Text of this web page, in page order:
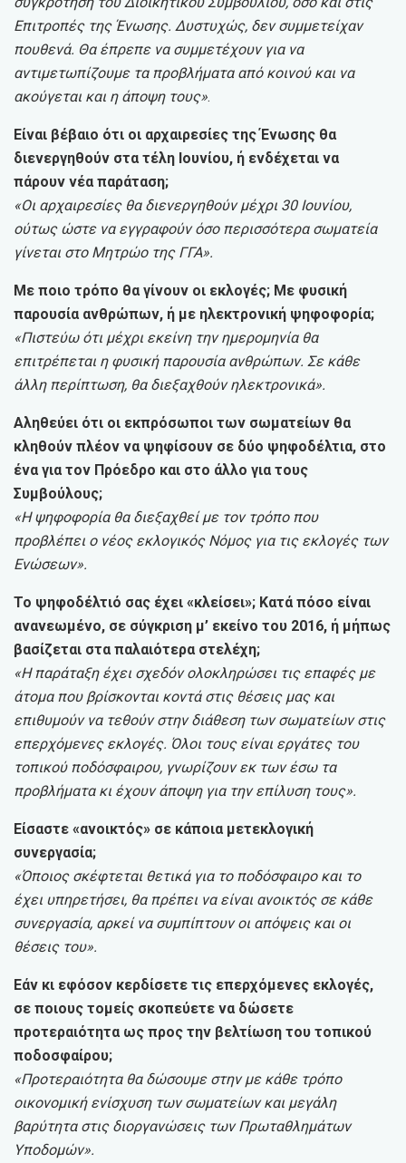
Επιτροπές της Ένωσης. Δυστυχώς, δεν συμμετείχαν
πουθενά. Θα έπρεπε να συμμετέχουν για να
αντιμετωπίζουμε τα προβλήματα από κοινού και να
ακούγεται και η άποψη τους».
Είναι βέβαιο ότι οι αρχαιρεσίες της Ένωσης θα
διενεργηθούν στα τέλη Ιουνίου, ή ενδέχεται να
πάρουν νέα παράταση;
«Οι αρχαιρεσίες θα διενεργηθούν μέχρι 30 Ιουνίου,
ούτως ώστε να εγγραφούν όσο περισσότερα σωματεία
γίνεται στο Μητρώο της ΓΓΑ».
Με ποιο τρόπο θα γίνουν οι εκλογές; Με φυσική
παρουσία ανθρώπων, ή με ηλεκτρονική ψηφοφορία;
«Πιστεύω ότι μέχρι εκείνη την ημερομηνία θα
επιτρέπεται η φυσική παρουσία ανθρώπων. Σε κάθε
άλλη περίπτωση, θα διεξαχθούν ηλεκτρονικά».
Αληθεύει ότι οι εκπρόσωποι των σωματείων θα
κληθούν πλέον να ψηφίσουν σε δύο ψηφοδέλτια, στο
ένα για τον Πρόεδρο και στο άλλο για τους
Συμβούλους;
«Η ψηφοφορία θα διεξαχθεί με τον τρόπο που
προβλέπει ο νέος εκλογικός Νόμος για τις εκλογές των
Ενώσεων».
Το ψηφοδέλτιό σας έχει «κλείσει»; Κατά πόσο είναι
ανανεωμένο, σε σύγκριση μ’ εκείνο του 2016, ή μήπως
βασίζεται στα παλαιότερα στελέχη;
«Η παράταξη έχει σχεδόν ολοκληρώσει τις επαφές με
άτομα που βρίσκονται κοντά στις θέσεις μας και
επιθυμούν να τεθούν στην διάθεση των σωματείων στις
επερχόμενες εκλογές. Όλοι τους είναι εργάτες του
τοπικού ποδόσφαιρου, γνωρίζουν εκ των έσω τα
προβλήματα κι έχουν άποψη για την επίλυση τους».
Είσαστε «ανοικτός» σε κάποια μετεκλογική
συνεργασία;
«Όποιος σκέφτεται θετικά για το ποδόσφαιρο και το
έχει υπηρετήσει, θα πρέπει να είναι ανοικτός σε κάθε
συνεργασία, αρκεί να συμπίπτουν οι απόψεις και οι
θέσεις του».
Εάν κι εφόσον κερδίσετε τις επερχόμενες εκλογές,
σε ποιους τομείς σκοπεύετε να δώσετε
προτεραιότητα ως προς την βελτίωση του τοπικού
ποδοσφαίρου;
«Προτεραιότητα θα δώσουμε στην με κάθε τρόπο
οικονομική ενίσχυση των σωματείων και μεγάλη
βαρύτητα στις διοργανώσεις των Πρωταθλημάτων
Υποδομών».